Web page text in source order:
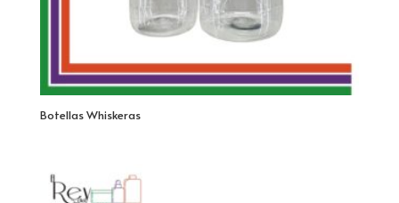
Botellas Whiskeras